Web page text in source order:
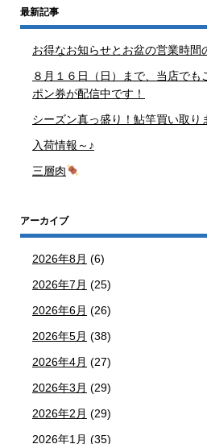
最新記事
お得なお知らせとお盆の営業時間
８月１６日（日）まで、当店でも
ポン券が配信中です！
シーズン真っ盛り！鮎竿買い取り
入荷情報～♪
三層肉
アーカイブ
2026年8月 (6)
2026年7月 (25)
2026年6月 (26)
2026年5月 (38)
2026年4月 (27)
2026年3月 (29)
2026年2月 (29)
2026年1月 (35)